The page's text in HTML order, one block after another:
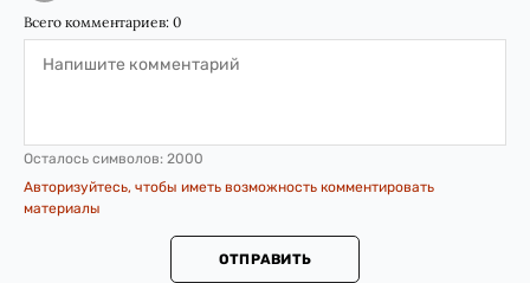
Всего комментариев: 0
Осталось символов: 2000
Авторизуйтесь, чтобы иметь возможность комментировать
материалы
ОТПРАВИТЬ